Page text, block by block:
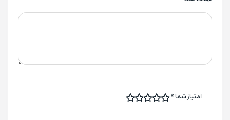
امتیاز شما*